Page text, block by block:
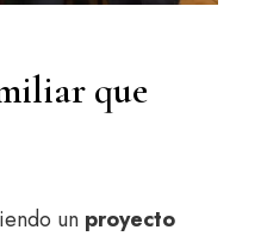
que
un proyecto